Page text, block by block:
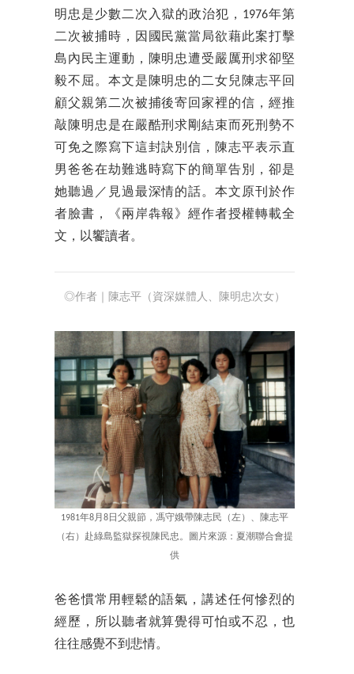
明忠是少數二次入獄的政治犯，1976年第
二次被捕時，因國民黨當局欲藉此案打擊
島內民主運動，陳明忠遭受嚴厲刑求卻堅
毅不屈。本文是陳明忠的二女兒陳志平回
顧父親第二次被捕後寄回家裡的信，經推
敲陳明忠是在嚴酷刑求剛結束而死刑勢不
可免之際寫下這封訣別信，陳志平表示直
男爸爸在劫難逃時寫下的簡單告別，卻是
她聽過／見過最深情的話。本文原刊於作
者臉書，《兩岸犇報》經作者授權轉載全
文，以饗讀者。
◎作者｜陳志平（資深媒體人、陳明忠次女）
1981年8月8日父親節，馮守娥帶陳志民（左）、陳志平
（右）赴綠島監獄探視陳民忠。圖片來源：夏潮聯合會提
供
爸爸慣常用輕鬆的語氣，講述任何慘烈的
經歷，所以聽者就算覺得可怕或不忍，也
往往感覺不到悲情。